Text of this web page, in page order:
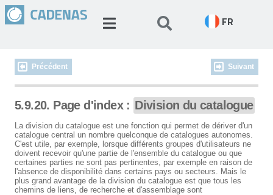
FR
Précédent Suivant
5.9.20. Page d'index : Division du catalogue
La division du catalogue est une fonction qui permet de dériver d'un
catalogue central un nombre quelconque de catalogues autonomes.
C'est utile, par exemple, lorsque différents groupes d'utilisateurs ne
doivent recevoir qu'une partie de l'ensemble du catalogue ou que
certaines parties ne sont pas pertinentes, par exemple en raison de
l'absence de disponibilité dans certains pays ou secteurs. Mais le
plus grand avantage de la division du catalogue est que tous les
chemins de liens, de recherche et d'assemblage sont